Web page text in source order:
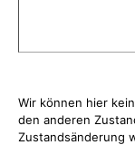
Wir können hier
den anderen
Zustandsänderung